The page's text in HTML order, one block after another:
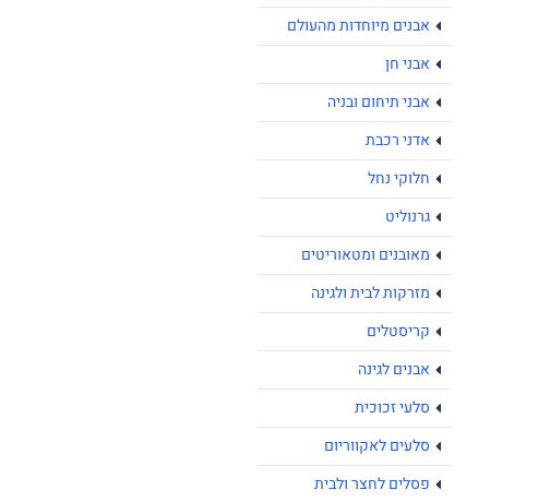
אבנים מיוחדות מהעולם
אבני חן
אבני תיחום ובניה
אדני רכבת
חלוקי נחל
גרנוליט
מאובנים ומטאוריטים
מזרקות לבית ולגינה
קריסטלים
אבנים לגינה
סלעי זכוכית
סלעים לאקווריום
פסלים לחצר ולבית